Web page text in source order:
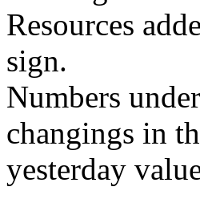
Resources
sign.
Numbers
changings in
yesterday